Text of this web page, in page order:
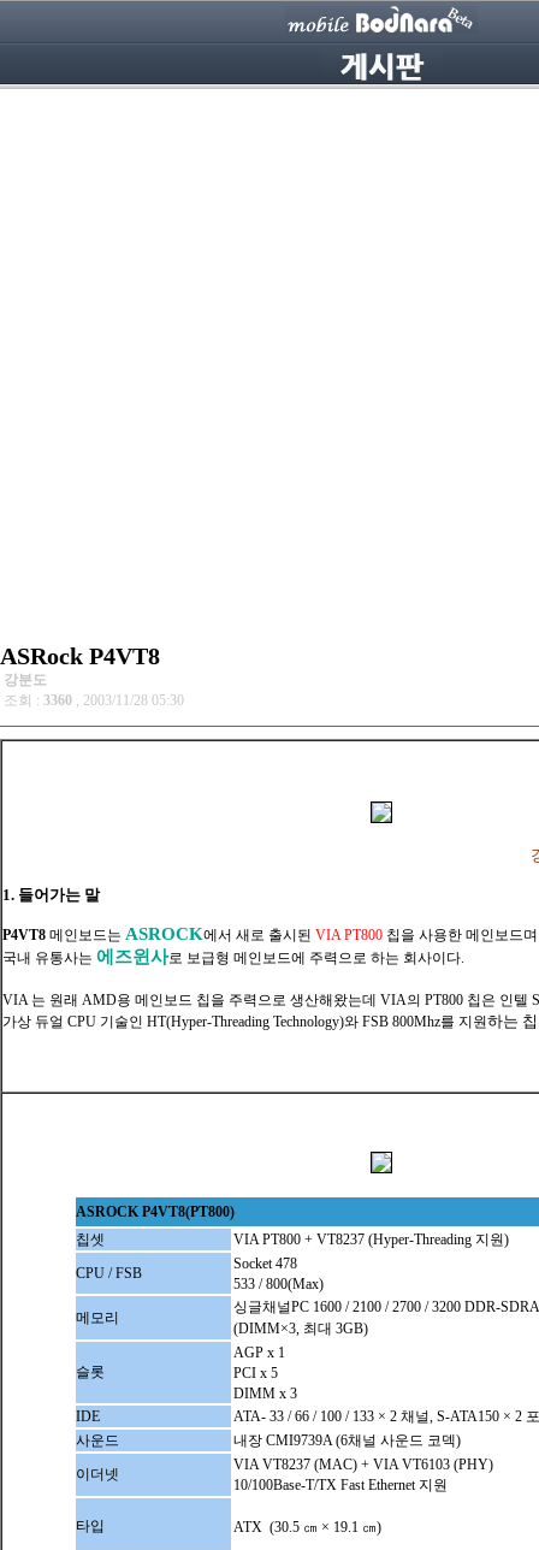
ASRock P4VT8
강분도
조회 : 3360 , 2003/11/28 05:30
1. 들어가는 말
P4VT8 메인보드는 ASROCK에서 새로 출시된 VIA PT800 칩을 사용한 메인보드
국내 유통사는 에즈윈사로 보급형 메인보드에 주력으로 하는 회사이다.
VIA 는 원래 AMD용 메인보드 칩을 주력으로 생산해왔는데 VIA의 PT800 칩은 인텔
가상 듀얼 CPU 기술인 HT(Hyper-Threading Technology)와 FSB 800Mhz를 지원하는
ASROCK P4VT8(PT800)
칩셋
VIA PT800 + VT8237 (Hyper-Threading 지원)
CPU / FSB
Socket 478
533 / 800(Max)
메모리
싱글채널PC 1600 / 2100 / 2700 / 3200 DDR-
(DIMM×3, 최대 3GB)
슬롯
AGP x 1
PCI x 5
DIMM x 3
IDE
ATA- 33 / 66 / 100 / 133 × 2 채널, S-ATA150 × 2
사운드
내장 CMI9739A (6채널 사운드 코덱)
이더넷
VIA VT8237 (MAC) + VIA VT6103 (PHY)
10/100Base-T/TX Fast Ethernet 지원
타입 ATX (30.5 ㎝ × 19.1 ㎝)